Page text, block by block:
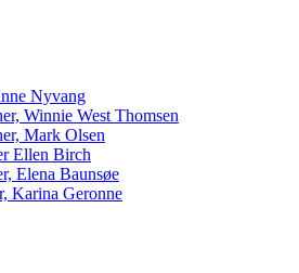
Nyvang
Winnie West Thomsen
Mark Olsen
Ellen Birch
Elena Baunsøe
Karina Geronne